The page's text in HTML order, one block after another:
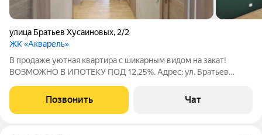
улица Братьев Хусаиновых, 2/2
ЖК «Акварель»
В продаже уютная квартира с шикарным видом на закат!
ВОЗМОЖНО В ИПОТЕКУ ПОД 12,25%. Адрес: ул. Братьев
Площадь: 73 м идеально продуманного пространства. Кухня-
Позвонить Чат